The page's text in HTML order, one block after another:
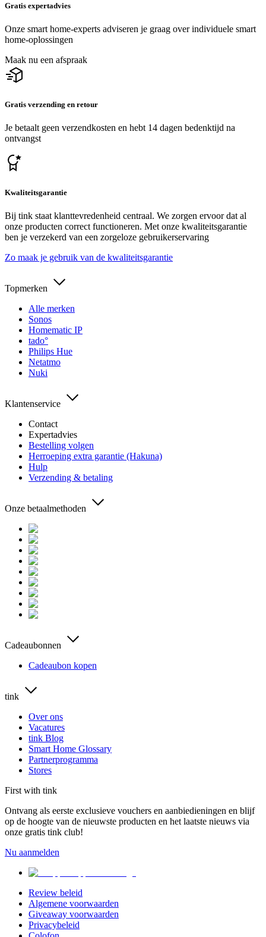
Gratis expertadvies
Onze smart home-experts adviseren je graag over individuele smart
home-oplossingen
Maak nu een afspraak
Gratis verzending en retour
Je betaalt geen verzendkosten en hebt 14 dagen bedenktijd na
ontvangst
Kwaliteitsgarantie
Bij tink staat klanttevredenheid centraal. We zorgen ervoor dat al
onze producten correct functioneren. Met onze kwaliteitsgarantie
ben je verzekerd van een zorgeloze gebruikerservaring
Zo maak je gebruik van de kwaliteitsgarantie
Topmerken
Alle merken
Sonos
Homematic IP
tado°
Philips Hue
Netatmo
Nuki
Klantenservice
Contact
Expertadvies
Bestelling volgen
Herroeping extra garantie (Hakuna)
Hulp
Verzending & betaling
Onze betaalmethoden
Cadeaubonnen
Cadeaubon kopen
tink
Over ons
Vacatures
tink Blog
Smart Home Glossary
Partnerprogramma
Stores
First with tink
Ontvang als eerste exclusieve vouchers en aanbiedieningen en blijf
op de hoogte van de nieuwste producten en het laatste nieuws via
onze gratis tink club!
Nu aanmelden
Review beleid
Algemene voorwaarden
Giveaway voorwaarden
Privacybeleid